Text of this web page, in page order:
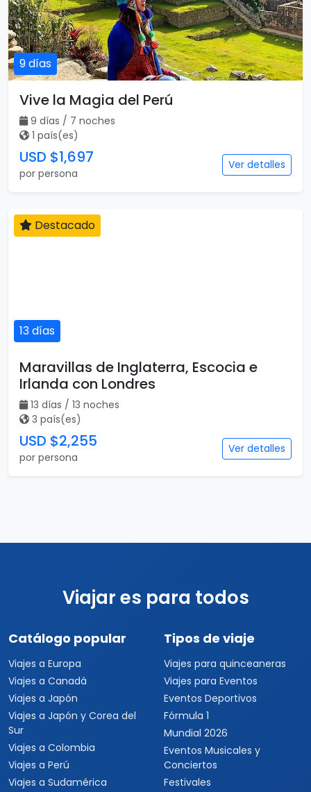
9 días
Vive la Magia del Perú
9 días / 7 noches
1 país(es)
USD $1,697
por persona
Ver detalles
13 días
Destacado
Maravillas de Inglaterra, Escocia e
Irlanda con Londres
13 días / 13 noches
3 país(es)
USD $2,255
por persona
Ver detalles
Viajar es para todos
Catálogo popular
Viajes a Europa
Viajes a Canadá
Viajes a Japón
Viajes a Japón y Corea del
Sur
Viajes a Colombia
Viajes a Perú
Viajes a Sudamérica
Tipos de viaje
Viajes para quinceaneras
Viajes para Eventos
Eventos Deportivos
Fórmula 1
Mundial 2026
Eventos Musicales y
Conciertos
Festivales